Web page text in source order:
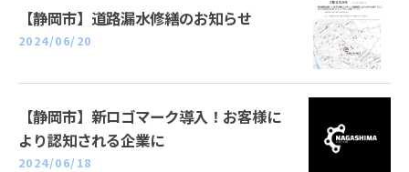
【静岡市】道路漏水修繕のお知らせ
2024/06/20
【静岡市】新ロゴマーク導入！お客様に
より認知される企業に
2024/06/18